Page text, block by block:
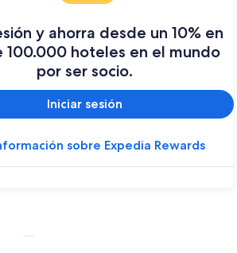
y ahorra desde un 10% en
100.000 hoteles en el mundo
por ser socio.
Iniciar sesión
sobre Expedia Rewards